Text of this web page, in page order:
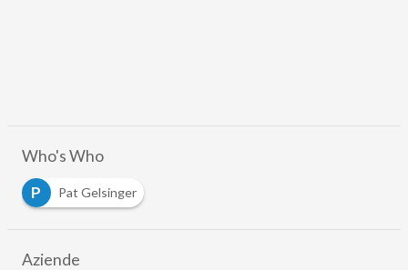
Who's Who
P
Pat Gelsinger
Aziende